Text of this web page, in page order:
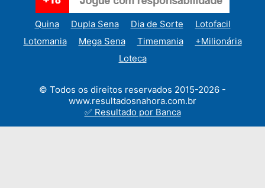
Quina Dupla Sena Dia de Sorte
Lotofacil
Lotomania
Mega Sena Timemania
+Milionária
Loteca
© Todos os direitos reservados 2015-2026 -
www.resultadosnahora.com.br
✅ Resultado por Banca